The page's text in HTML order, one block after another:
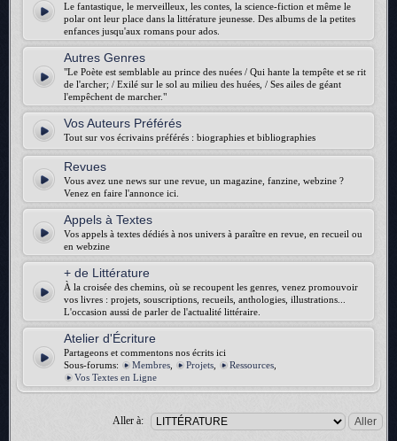
Le fantastique, le merveilleux, les contes, la science-fiction et même le
polar ont leur place dans la littérature jeunesse. Des albums de la petites
enfances jusqu'aux romans pour ados.
Autres Genres
"Le Poète est semblable au prince des nuées / Qui hante la tempête et se rit
de l'archer; / Exilé sur le sol au milieu des huées, / Ses ailes de géant
l'empêchent de marcher."
Vos Auteurs Préférés
Tout sur vos écrivains préférés : biographies et bibliographies
Revues
Vous avez une news sur une revue, un magazine, fanzine, webzine ?
Venez en faire l'annonce ici.
Appels à Textes
Vos appels à textes dédiés à nos univers à paraître en revue, en recueil ou
en webzine
+ de Littérature
À la croisée des chemins, où se recoupent les genres, venez promouvoir
vos livres : projets, souscriptions, recueils, anthologies, illustrations...
L'occasion aussi de parler de l'actualité littéraire.
Atelier d'Écriture
Partageons et commentons nos écrits ici
Sous-forums:
Membres Projets Ressources
Vos Textes en Ligne
Aller à: